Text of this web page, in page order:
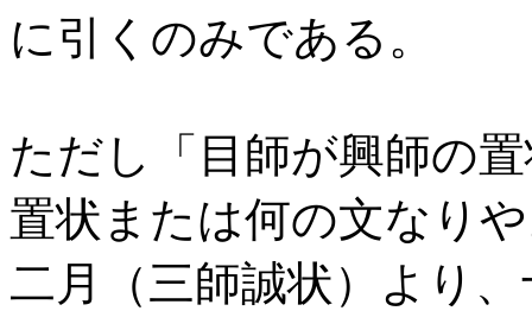
に引くのみである。
ただし「目師が興師の
置状または何の文なり
二月（三師誠状）より